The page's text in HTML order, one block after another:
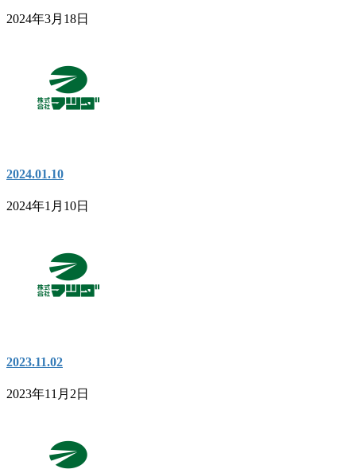
2024年3月18日
2024.01.10
2024年1月10日
2023.11.02
2023年11月2日